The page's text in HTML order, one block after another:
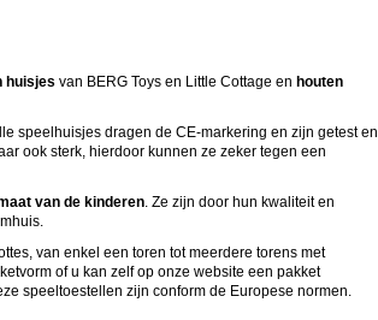
huisjes van BERG Toys en Little Cottage en houten
speelhuisjes dragen de CE-markering en zijn getest en
ook sterk, hierdoor kunnen ze zeker tegen een
van de kinderen. Ze zijn door hun kwaliteit en
van enkel een toren tot meerdere torens met
of u kan zelf op onze website een pakket
speeltoestellen zijn conform de Europese normen.